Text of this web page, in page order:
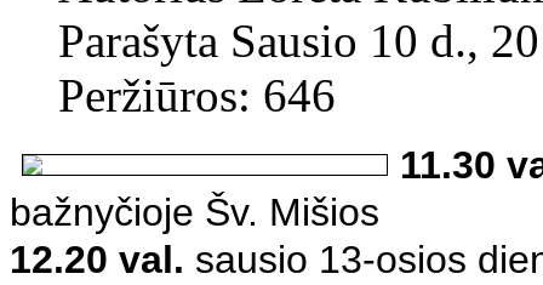
Parašyta Sausio 10 d.,
Peržiūros: 646
11.30
bažnyčioje Šv. Mišios
12.20 val. sausio 13-osios